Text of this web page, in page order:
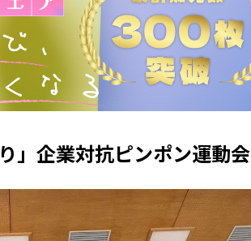
」企業対抗ピンポン運動会